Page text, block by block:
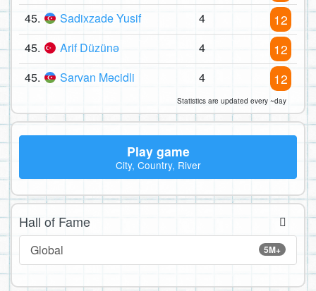
45. Sadixzade Yusif 4 12
45. Arif Düzünə 4 12
45. Sarvan Məcidli 4 12
Statistics are updated every ~day
Play game
City, Country, River
Hall of Fame
5M+
Global